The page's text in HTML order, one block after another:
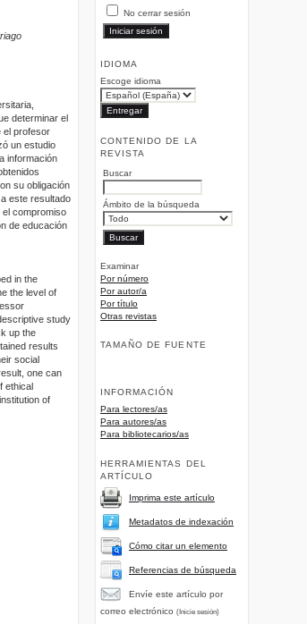
No cerrar sesión
IDIOMA
Escoge idioma
CONTENIDO DE LA
REVISTA
Buscar
Ámbito de la búsqueda
Examinar
Por número
Por autor/a
Por título
Otras revistas
TAMAÑO DE FUENTE
INFORMACIÓN
Para lectores/as
Para autores/as
Para bibliotecarios/as
HERRAMIENTAS DEL
ARTÍCULO
Imprima este artículo
Metadatos de indexación
Cómo citar un elemento
Referencias de búsqueda
Envíe este artículo por
correo electrónico (Inicie sesión)
determinar el
el profesor
un estudio
información
su obligación
este resultado
el compromiso
de educación
in the
the level of
study
up the
results
social
one can
ethical
of